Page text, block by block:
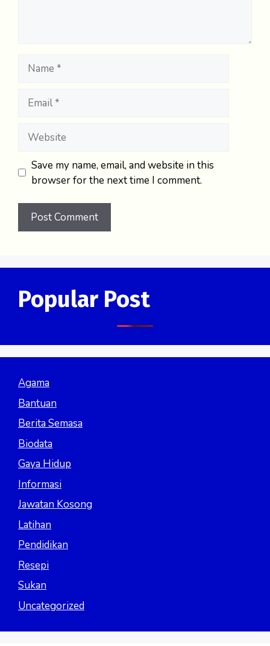
Name
Email
Website
Save my name, email, and website in this
browser for the next time I comment.
Popular Post
Agama
Bantuan
Berita Semasa
Biodata
Gaya Hidup
Informasi
Jawatan Kosong
Latihan
Pendidikan
Resepi
Sukan
Uncategorized